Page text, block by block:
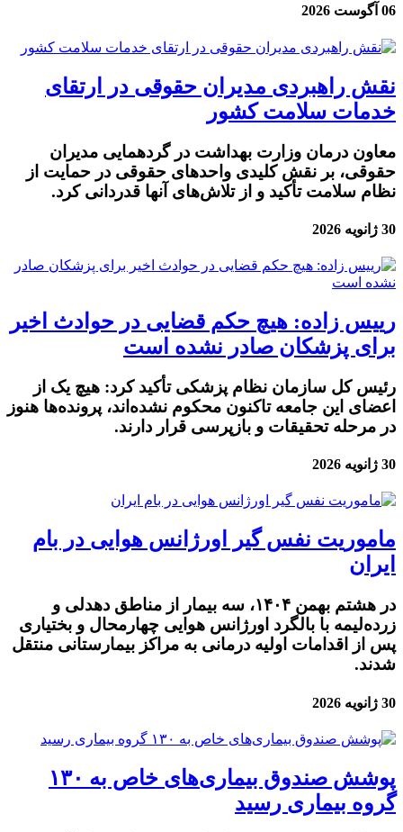
06 آگوست 2026
نقش راهبردی مدیران حقوقی در ارتقای
خدمات سلامت کشور
معاون درمان وزارت بهداشت در گردهمایی مدیران
حقوقی، بر نقش کلیدی واحدهای حقوقی در حمایت از
نظام سلامت تأکید و از تلاش‌های آنها قدردانی کرد.
30 ژانویه 2026
رییس زاده: هیچ حکم قضایی در حوادث اخیر
برای پزشکان صادر نشده است
رئیس کل سازمان نظام پزشکی تأکید کرد: هیچ یک از
اعضای این جامعه تاکنون محکوم نشده‌اند، پرونده‌ها هنوز
در مرحله تحقیقات و بازپرسی قرار دارند.
30 ژانویه 2026
ماموریت نفس گیر اورژانس هوایی در بام
ایران
در هشتم بهمن ۱۴۰۴، سه بیمار از مناطق دهدلی و
زرده‌لیمه با بالگرد اورژانس هوایی چهارمحال و بختیاری
پس از اقدامات اولیه درمانی به مراکز بیمارستانی منتقل
شدند.
30 ژانویه 2026
پوشش صندوق بیماری‌های خاص به ۱۳۰
گروه بیماری رسید